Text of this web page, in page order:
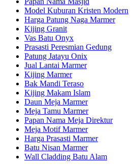
Model Kuburan Kristen Modern
Harga Patung Naga Marmer
Kijing Granit
Vas Batu Onyx
Prasasti Peresmian Gedung
Patung Jatayu Onix
Jual Lantai Marmer
Kijing Marmer
Bak Mandi Teraso
Kijing Makam Islam
Daun Meja Marmer
Meja Tamu Marmer
Papan Nama Meja Direktur
Meja Motif Marmer
Harga Prasasti Marmer
Batu Nisan Marmer
Wall Cladding Batu Alam